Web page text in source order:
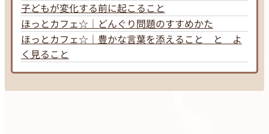
子どもが変化する前に起こること
ほっとカフェ☆｜どんぐり問題のすすめかた
ほっとカフェ☆｜豊かな言葉を添えること と よ
く見ること